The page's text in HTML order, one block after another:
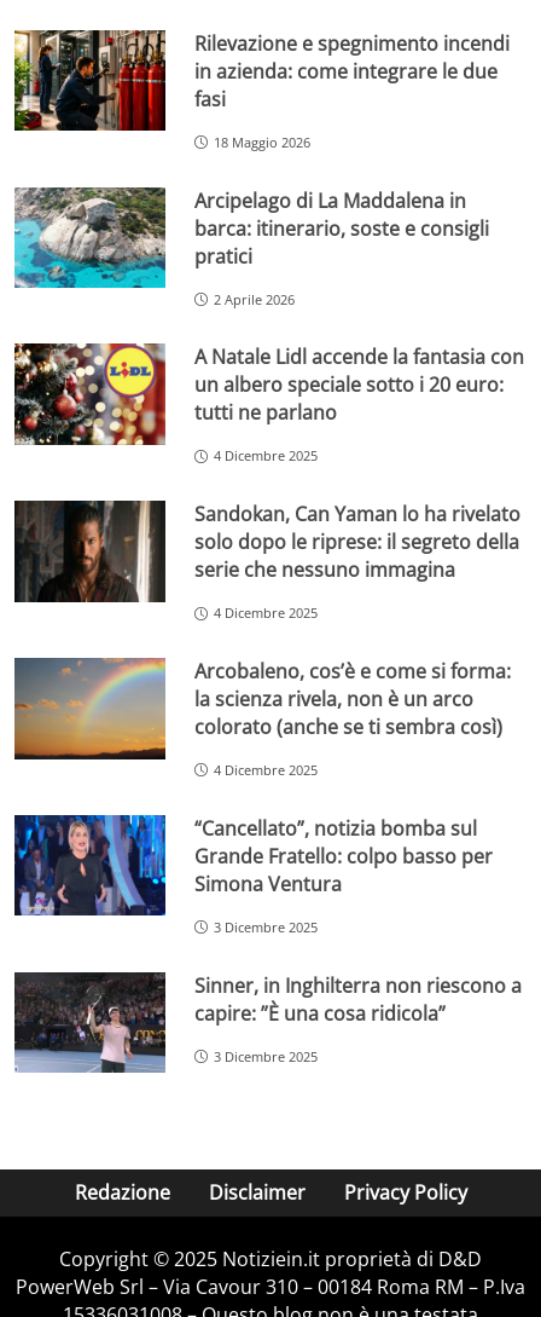
Rilevazione e spegnimento incendi
in azienda: come integrare le due
fasi
18 Maggio 2026
Arcipelago di La Maddalena in
barca: itinerario, soste e consigli
pratici
2 Aprile 2026
A Natale Lidl accende la fantasia con
un albero speciale sotto i 20 euro:
tutti ne parlano
4 Dicembre 2025
Sandokan, Can Yaman lo ha rivelato
solo dopo le riprese: il segreto della
serie che nessuno immagina
4 Dicembre 2025
Arcobaleno, cos’è e come si forma:
la scienza rivela, non è un arco
colorato (anche se ti sembra così)
4 Dicembre 2025
“Cancellato”, notizia bomba sul
Grande Fratello: colpo basso per
Simona Ventura
3 Dicembre 2025
Sinner, in Inghilterra non riescono a
capire: ”È una cosa ridicola”
3 Dicembre 2025
Redazione Disclaimer Privacy Policy
Copyright © 2025 Notiziein.it proprietà di D&D
PowerWeb Srl – Via Cavour 310 – 00184 Roma RM – P.Iva